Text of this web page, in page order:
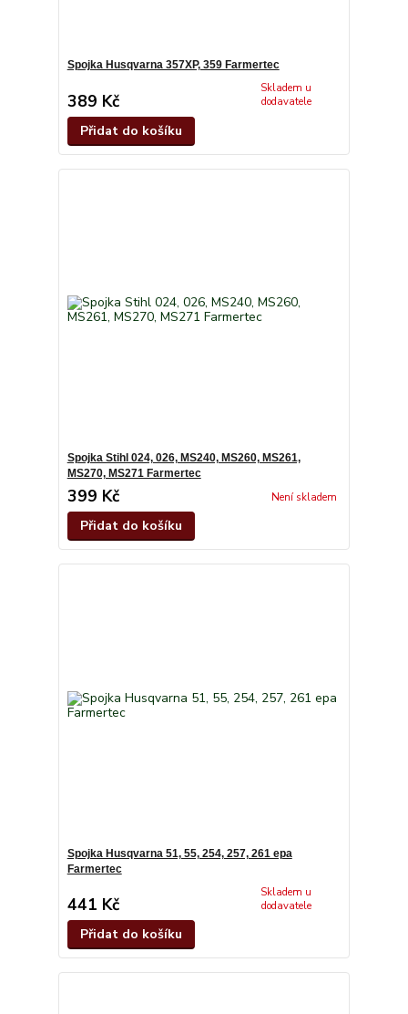
Spojka Husqvarna 357XP, 359 Farmertec
389 Kč
Skladem u
dodavatele
Přidat do košíku
Spojka Stihl 024, 026, MS240, MS260, MS261,
MS270, MS271 Farmertec
399 Kč Není skladem
Přidat do košíku
Spojka Husqvarna 51, 55, 254, 257, 261 epa
Farmertec
441 Kč
Skladem u
dodavatele
Přidat do košíku